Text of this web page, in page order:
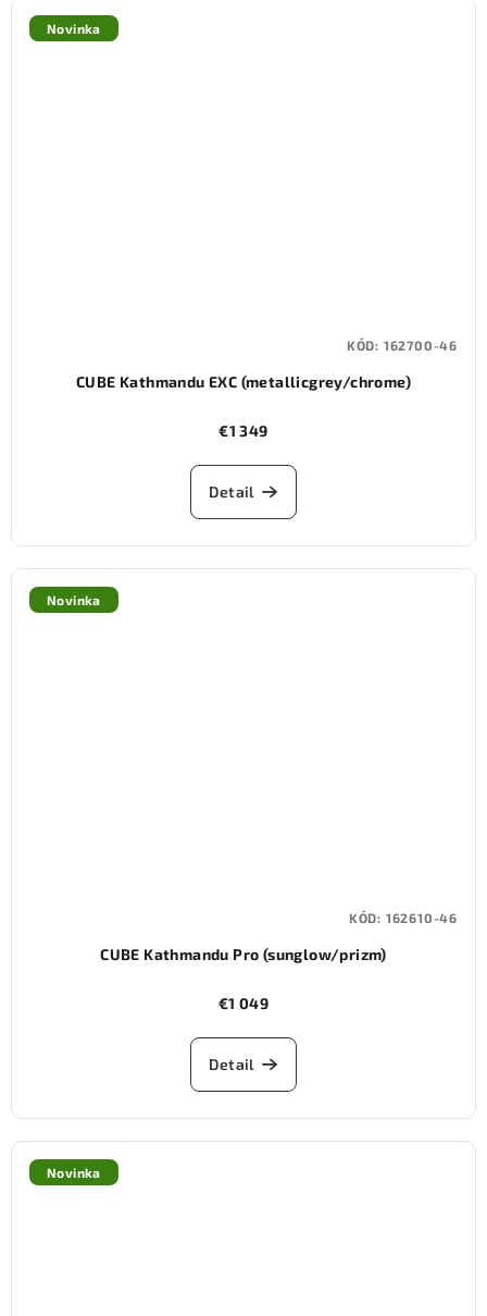
Novinka
CUBE Kathmandu EXC (metallicgrey/chrome)
€1 349
Detail
KÓD: 162700-46
Novinka
CUBE Kathmandu Pro (sunglow/prizm)
€1 049
Detail
KÓD: 162610-46
Novinka